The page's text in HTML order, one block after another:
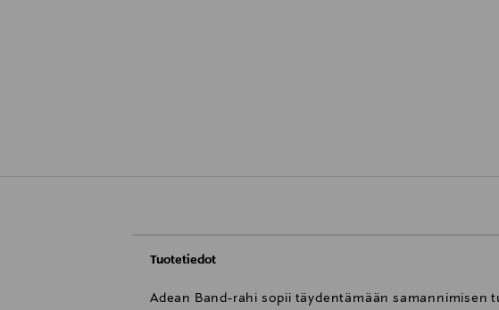
Tuotetiedot
Adean Band-rahi sopii täydentämään